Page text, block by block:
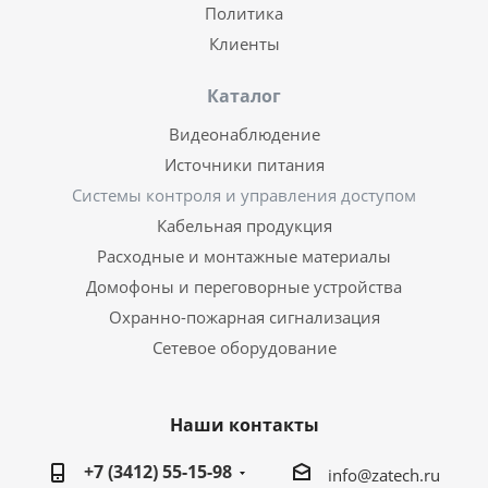
Политика
Клиенты
Каталог
Видеонаблюдение
Источники питания
Системы контроля и управления доступом
Кабельная продукция
Расходные и монтажные материалы
Домофоны и переговорные устройства
Охранно-пожарная сигнализация
Сетевое оборудование
Наши контакты
+7 (3412) 55-15-98
info@zatech.ru